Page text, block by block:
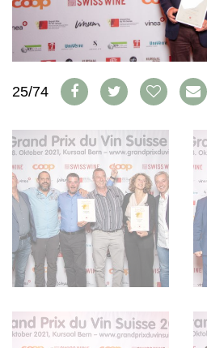
AVANTAGES
CONCOURS DE VIN
CONCOURS
GUIDE MILLÉSIMES
RECHERCHE VINS
NEWSLETTER
GUIDE DU VIGNOBLE
WINE TRADE CLUB
OFFRES D'EMPLOIS
PUBLICITÉ
PRESSE
MENTIONS LÉGALES
DONNÉES
FAQ
25/74